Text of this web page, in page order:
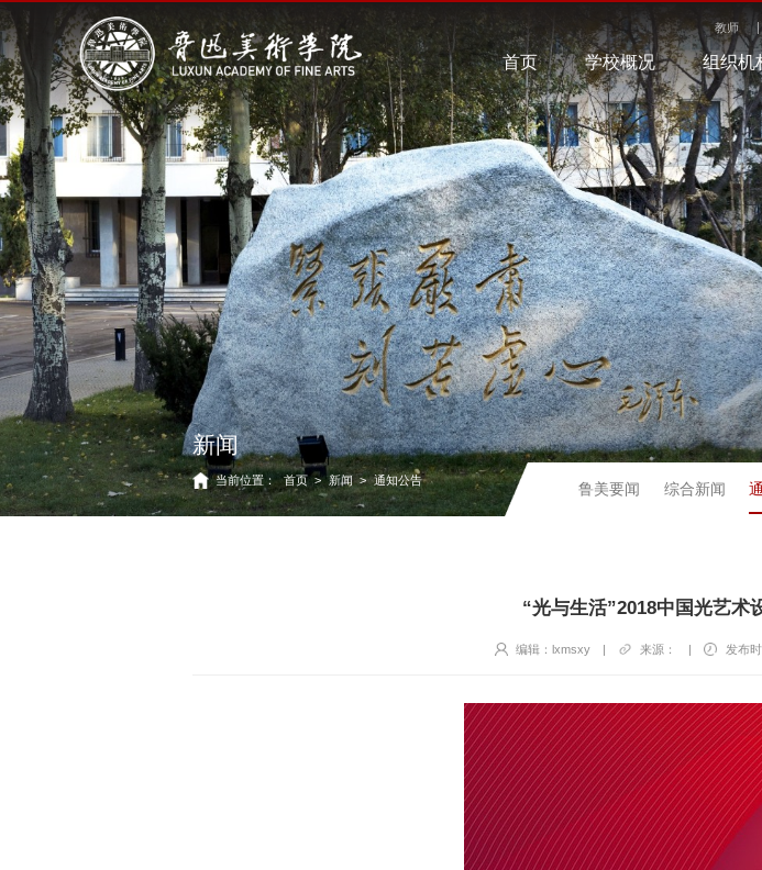
教师
首页 学校概况 组织机
新闻
当前位置： 首页 > 新闻 > 通知公告
鲁美要闻 综合新闻
“光与生活”2018中国光艺术
编辑：lxmsxy | 来源： | 发布